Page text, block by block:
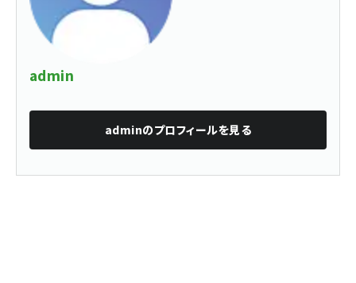
admin
adminのプロフィールを見る